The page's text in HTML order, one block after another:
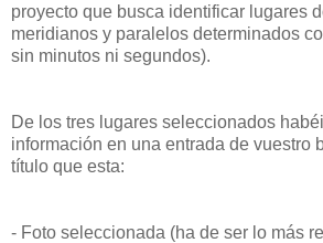
proyecto que busca identificar lugares
meridianos y paralelos determinados
sin minutos ni segundos).
De los tres lugares seleccionados
información en una entrada de vuestro
título que esta:
- Foto seleccionada (ha de ser lo más